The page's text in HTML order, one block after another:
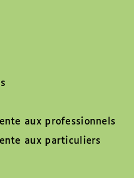
aux professionnels
aux particuliers